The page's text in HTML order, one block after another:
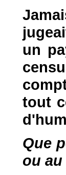
un
tout
Que
ou